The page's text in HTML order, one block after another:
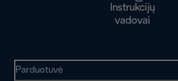
Instrukcijų
vadovai
Parduotuvė